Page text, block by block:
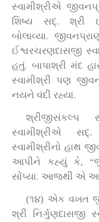
સ્વામીશ્રીએ
શિષ્ય સદ્. શ્રી
બોલાવ્યા.
ઈશ્વરચરણદાસજી
હતું. બાપાશ્રી મંદ
સ્વામીશ્રી પણ
નયને વંદી રહ્યા.
શ્રીજીસંકલ્પ
સ્વામીશ્રીએ
સ્વામીશ્રીનો હાથ
આપીને કહ્યું કે,
સોંપ્યા. આજથી એ
(૧૪) એક વખત
શ્રી નિર્ગુણદાસજી